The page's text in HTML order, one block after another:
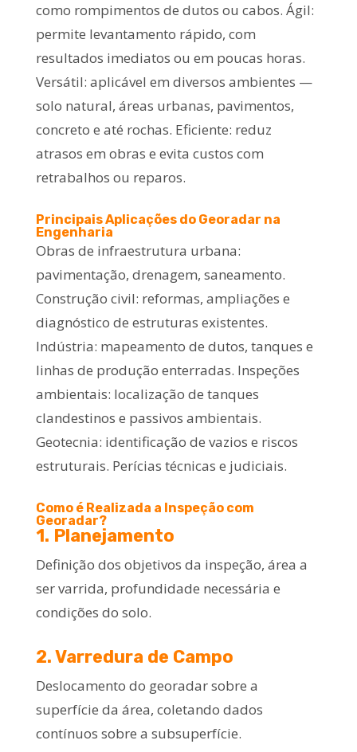
como rompimentos de dutos ou cabos. Ágil:
permite levantamento rápido, com
resultados imediatos ou em poucas horas.
Versátil: aplicável em diversos ambientes —
solo natural, áreas urbanas, pavimentos,
concreto e até rochas. Eficiente: reduz
atrasos em obras e evita custos com
retrabalhos ou reparos.
Principais Aplicações do Georadar na
Engenharia
Obras de infraestrutura urbana:
pavimentação, drenagem, saneamento.
Construção civil: reformas, ampliações e
diagnóstico de estruturas existentes.
Indústria: mapeamento de dutos, tanques e
linhas de produção enterradas. Inspeções
ambientais: localização de tanques
clandestinos e passivos ambientais.
Geotecnia: identificação de vazios e riscos
estruturais. Perícias técnicas e judiciais.
Como é Realizada a Inspeção com
Georadar?
1. Planejamento
Definição dos objetivos da inspeção, área a
ser varrida, profundidade necessária e
condições do solo.
2. Varredura de Campo
Deslocamento do georadar sobre a
superfície da área, coletando dados
contínuos sobre a subsuperfície.